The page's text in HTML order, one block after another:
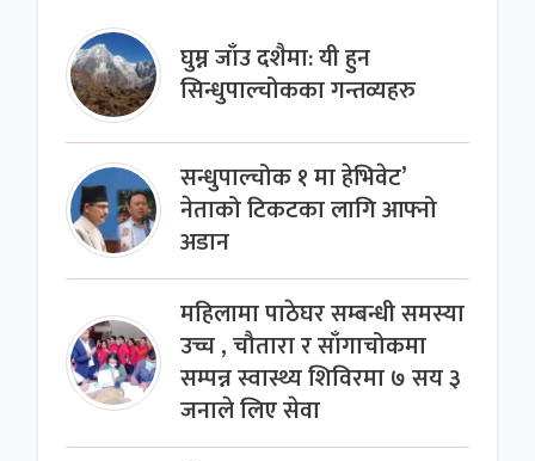
घुम्न जाँउ दशैमा: यी हुन
सिन्धुपाल्चोकका गन्तव्यहरु
सन्धुपाल्चोक १ मा हेभिवेट’
नेताको टिकटका लागि आफ्नो
अडान
महिलामा पाठेघर सम्बन्धी समस्या
उच्च , चौतारा र साँगाचोकमा
सम्पन्न स्वास्थ्य शिविरमा ७ सय ३
जनाले लिए सेवा